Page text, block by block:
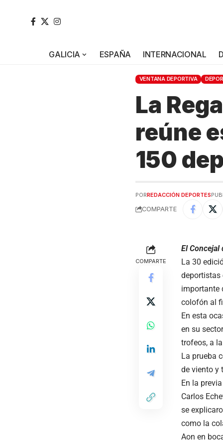
GALICIA ESPAÑA INTERNACIONAL
VENTANA DEPORTIVA
La
reúne
150
PORREDACCIÓN DEPORTES
COMPARTE
COMPARTE
El Concejal
La 30
deportistas
importante
colofón al
En esta
en su
trofeos, a
La prueba
de viento y
En la
Carlos
se
como la
Aon en